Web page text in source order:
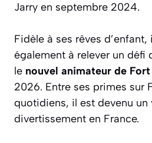
Jarry en septembre 2024.
Fidèle à ses rêves d’enfant,
également à relever un défi
le nouvel animateur de
2026. Entre ses primes sur
quotidiens, il est devenu
divertissement en France.